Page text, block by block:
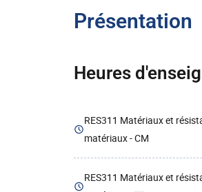
Présentation
Heures
RES311 Matériaux et
matériaux - CM
RES311 Matériaux et